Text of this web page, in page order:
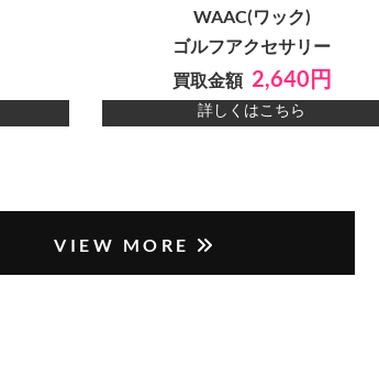
WAAC(ワック)
ゴルフアクセサリー
買取金額 2,640円
詳しくはこちら
VIEW MORE